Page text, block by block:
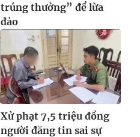
trúng thưởng” để lừa
đảo
Xử phạt 7,5 triệu đồng
người đăng tin sai sự